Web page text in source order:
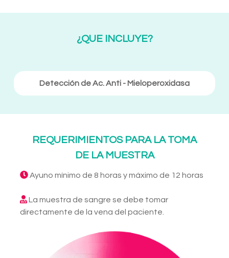
¿QUE INCLUYE?
Detección de Ac. Anti - Mieloperoxidasa
REQUERIMIENTOS PARA LA TOMA
DE LA MUESTRA
Ayuno mínimo de 8 horas y máximo de 12 horas
La muestra de sangre se debe tomar
directamente de la vena del paciente.